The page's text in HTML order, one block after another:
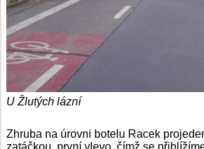
U Žlutých lázní
Zhruba na úrovni botelu Racek